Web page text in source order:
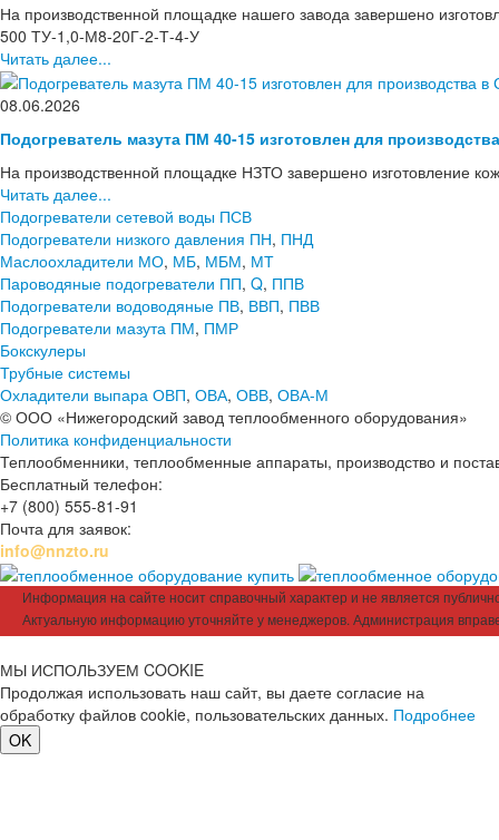
На производственной площадке нашего завода завершено
500 ТУ-1,0-М8-20Г-2-Т-4-У
Читать далее...
08.06.2026
Подогреватель мазута ПМ 40-15 изготовлен для
На производственной площадке НЗТО завершено изготовление
Читать далее...
Подогреватели сетевой воды ПСВ
Подогреватели низкого давления ПН, ПНД
Маслоохладители МО, МБ, МБМ, МТ
Пароводяные подогреватели ПП, Q, ППВ
Подогреватели водоводяные ПВ, ВВП, ПВВ
Подогреватели мазута ПМ, ПМР
Бокскулеры
Трубные системы
Охладители выпара ОВП, ОВА, ОВВ, ОВА-М
© ООО «Нижегородский завод теплообменного оборудования»
Политика конфиденциальности
Теплообменники, теплообменные аппараты, производство и
Бесплатный телефон:
+7 (800) 555-81-91
Почта для заявок:
info@nnzto.ru
Информация на сайте носит справочный характер и не является
Актуальную информацию уточняйте у менеджеров. Администрация
МЫ ИСПОЛЬЗУЕМ COOKIE
Продолжая использовать наш сайт, вы даете согласие на
обработку файлов cookie, пользовательских данных. Подробнее
OK